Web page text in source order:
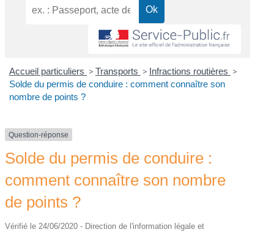
Accueil particuliers > Transports > Infractions routières >
Solde du permis de conduire : comment connaître son
nombre de points ?
Question-réponse
Solde du permis de conduire :
comment connaître son nombre
de points ?
Vérifié le 24/06/2020 - Direction de l'information légale et